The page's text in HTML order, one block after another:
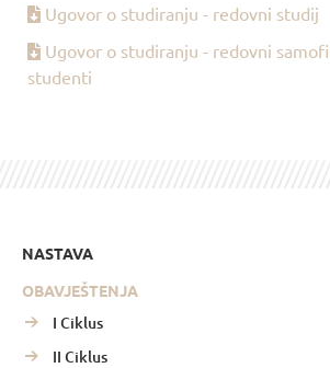
Ugovor o studiranju - redovni studij
Ugovor o studiranju - redovni
studenti
NASTAVA
OBAVJEŠTENJA
I Ciklus
II Ciklus